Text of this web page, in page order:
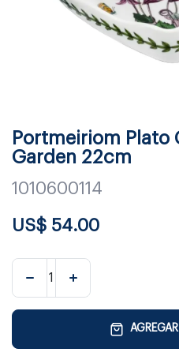
Portmeiriom Plato
Garden 22cm
1010600114
US$ 54.00